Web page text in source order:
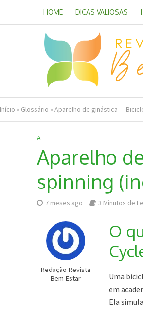
HOME DICAS VALIOSAS
Início » Glossário » Aparelho de ginástica —
A
Aparelho
spinning
7 meses ago 3 Minutos de
Redação Revista
Bem Estar
O
Uma
em
Ela